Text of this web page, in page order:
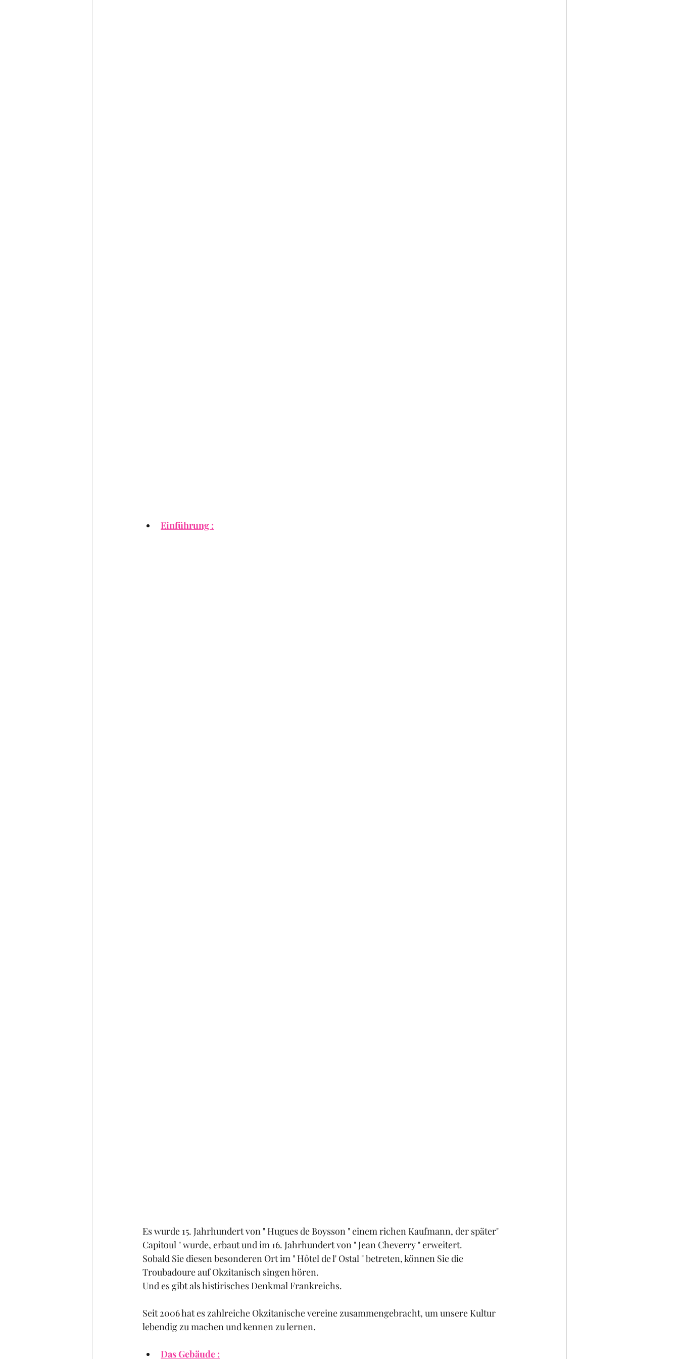
Einführung :
Es wurde 15. Jahrhundert von " Hugues de Boysson " einem richen Kaufmann, der später"
Capitoul " wurde, erbaut und im 16. Jahrhundert von " Jean Cheverry " erweitert.
Sobald Sie diesen besonderen Ort im " Hôtel de l' Ostal " betreten, können Sie die
Troubadoure auf Okzitanisch singen hören.
Und es gibt als histirisches Denkmal Frankreichs.
Seit 2006 hat es zahlreiche Okzitanische vereine zusammengebracht, um unsere Kultur
lebendig zu machen und kennen zu lernen.
Das Gebäude :